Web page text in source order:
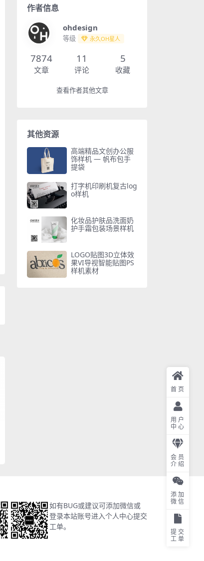
作者信息
ohdesign
等级 永久OH星人
7874
文章
11
评论
5
收藏
查看作者其他文章
其他资源
高端精品文创办公服
饰样机 — 帆布包手
提袋
打字机印刷机复古log
o样机
化妆品护肤品洗面奶
护手霜包装场景样机
LOGO贴图3D立体效
果VI导视智能贴图PS
样机素材
如有BUG或建议可添加微信或
登录本站账号进入个人中心提交
工单。
首页
用户
中心
会员
介绍
添加
微信
提交
工单